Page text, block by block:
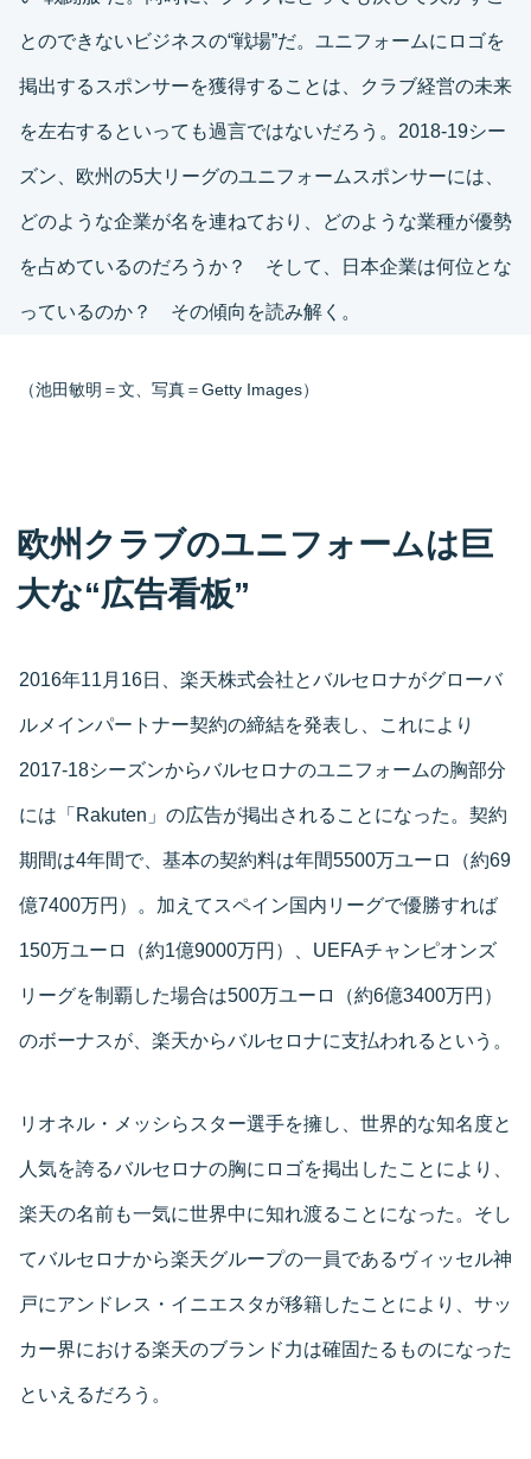
とのできないビジネスの“戦場”だ。ユニフォームにロゴを
掲出するスポンサーを獲得することは、クラブ経営の未来
を左右するといっても過言ではないだろう。2018-19シー
ズン、欧州の5大リーグのユニフォームスポンサーには、
どのような企業が名を連ねており、どのような業種が優勢
を占めているのだろうか？ そして、日本企業は何位とな
っているのか？ その傾向を読み解く。
（池田敏明＝文、写真＝Getty Images）
欧州クラブのユニフォームは巨
大な“広告看板”
2016年11月16日、楽天株式会社とバルセロナがグローバ
ルメインパートナー契約の締結を発表し、これにより
2017-18シーズンからバルセロナのユニフォームの胸部分
には「Rakuten」の広告が掲出されることになった。契約
期間は4年間で、基本の契約料は年間5500万ユーロ（約69
億7400万円）。加えてスペイン国内リーグで優勝すれば
150万ユーロ（約1億9000万円）、UEFAチャンピオンズ
リーグを制覇した場合は500万ユーロ（約6億3400万円）
のボーナスが、楽天からバルセロナに支払われるという。
リオネル・メッシらスター選手を擁し、世界的な知名度と
人気を誇るバルセロナの胸にロゴを掲出したことにより、
楽天の名前も一気に世界中に知れ渡ることになった。そし
てバルセロナから楽天グループの一員であるヴィッセル神
戸にアンドレス・イニエスタが移籍したことにより、サッ
カー界における楽天のブランド力は確固たるものになった
といえるだろう。